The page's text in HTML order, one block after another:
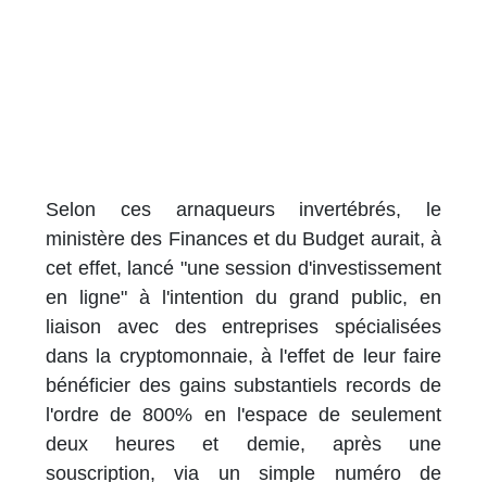
Selon ces arnaqueurs invertébrés, le
ministère des Finances et du Budget aurait, à
cet effet, lancé "une session d'investissement
en ligne" à l'intention du grand public, en
liaison avec des entreprises spécialisées
dans la cryptomonnaie, à l'effet de leur faire
bénéficier des gains substantiels records de
l'ordre de 800% en l'espace de seulement
deux heures et demie, après une
souscription, via un simple numéro de